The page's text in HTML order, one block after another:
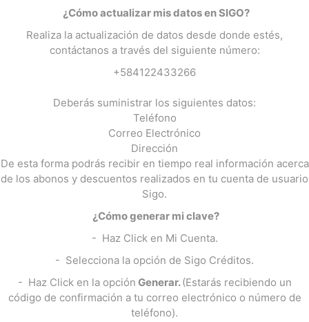
¿Cómo actualizar mis datos en SIGO?
Realiza la actualización de datos desde donde estés,
contáctanos a través del siguiente número:
+584122433266
Deberás suministrar los siguientes datos:
Teléfono
Correo Electrónico
Dirección
De esta forma podrás recibir en tiempo real información acerca
de los abonos y descuentos realizados en tu cuenta de usuario
Sigo.
¿Cómo generar mi clave?
- Haz Click en Mi Cuenta.
- Selecciona la opción de Sigo Créditos.
- Haz Click en la opción Generar.(Estarás recibiendo un
código de confirmación a tu correo electrónico o número de
teléfono).